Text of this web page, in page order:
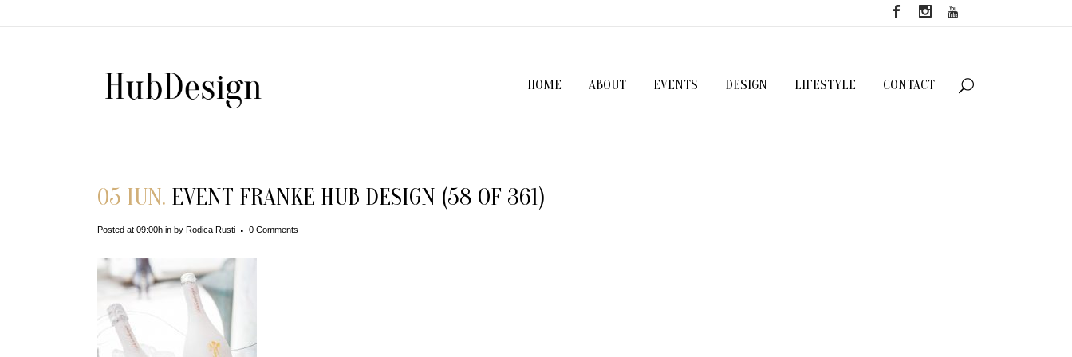
HOME ABOUT EVENTS DESIGN LIFESTYLE CONTACT
05 IUN. EVENT FRANKE HUB DESIGN (58 OF 361)
Posted at 09:00h in by Rodica Rusti 0 Comments